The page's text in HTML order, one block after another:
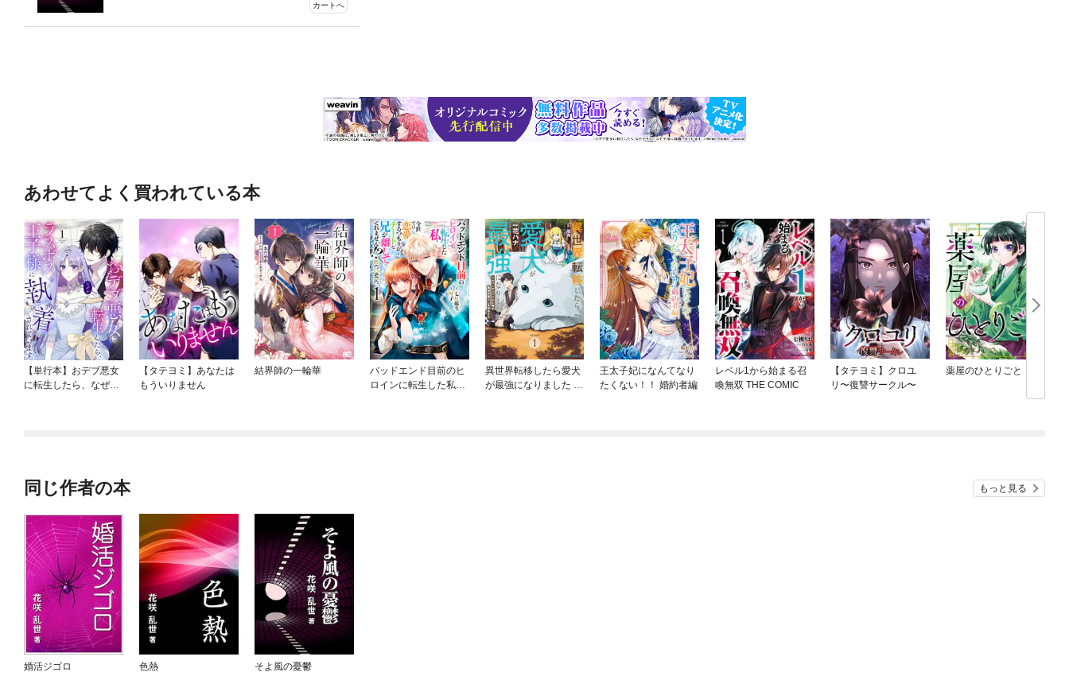
カートへ
あわせてよく買われている本
【単行本】おデブ悪女
に転生したら、なぜか
【タテヨミ】あなたは
もういりません
結界師の一輪華
バッドエンド目前のヒ
ロインに転生した私、
異世界転移したら愛犬
が最強になりました ～
王太子妃になんてなり
たくない！！ 婚約者編
レベル1から始まる召
喚無双 THE COMIC
【タテヨミ】クロユ
リ〜復讐サークル〜
薬屋のひとりごと
同じ作者の本 もっと見る
婚活ジゴロ
色熱
そよ風の憂鬱